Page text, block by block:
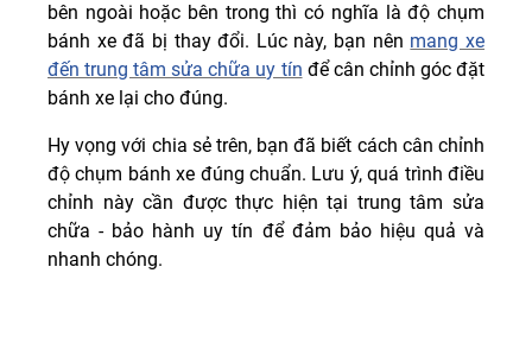
bên ngoài hoặc bên trong thì có nghĩa là độ chụm
bánh xe đã bị thay đổi. Lúc này, bạn nên mang xe
đến trung tâm sửa chữa uy tín để cân chỉnh góc đặt
bánh xe lại cho đúng.
Hy vọng với chia sẻ trên, bạn đã biết cách cân chỉnh
độ chụm bánh xe đúng chuẩn. Lưu ý, quá trình điều
chỉnh này cần được thực hiện tại trung tâm sửa
chữa - bảo hành uy tín để đảm bảo hiệu quả và
nhanh chóng.